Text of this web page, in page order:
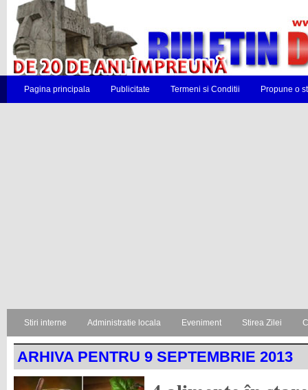
Pagina principala Publicitate Termeni si Conditii Propune o
Stiri interne Administratie locala Eveniment Stirea Zilei
ARHIVA PENTRU 9 SEPTEMBRIE 2013